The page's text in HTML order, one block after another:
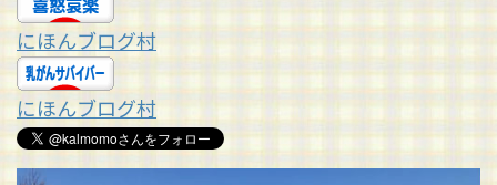
にほんブログ村
にほんブログ村